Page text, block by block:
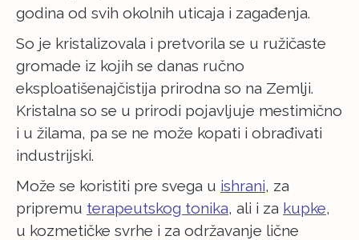
godina od svih okolnih uticaja i zagađenja.
So je kristalizovala i pretvorila se u ružičaste
gromade iz kojih se danas ručno
eksploatišenajčistija prirodna so na Zemlji.
Kristalna so se u prirodi pojavljuje mestimično
i u žilama, pa se ne može kopati i obrađivati
industrijski.
Može se koristiti pre svega u ishrani, za
pripremu terapeutskog tonika, ali i za kupke,
u kozmetičke svrhe i za održavanje lične